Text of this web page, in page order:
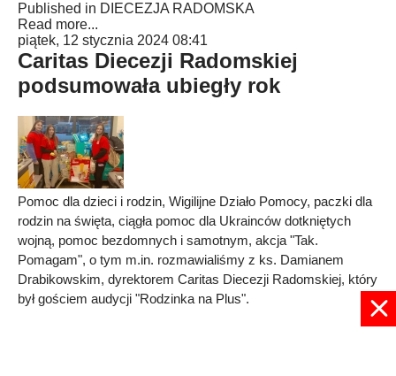
Published in DIECEZJA RADOMSKA
Read more...
piątek, 12 stycznia 2024 08:41
Caritas Diecezji Radomskiej
podsumowała ubiegły rok
Pomoc dla dzieci i rodzin, Wigilijne Działo Pomocy, paczki dla
rodzin na święta, ciągła pomoc dla Ukrainców dotkniętych
wojną, pomoc bezdomnych i samotnym, akcja "Tak.
Pomagam", o tym m.in. rozmawialiśmy z ks. Damianem
Drabikowskim, dyrektorem Caritas Diecezji Radomskiej, który
był gościem audycji "Rodzinka na Plus".